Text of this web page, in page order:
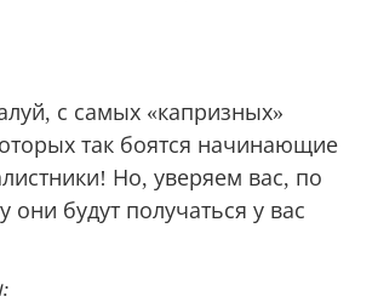
с самых «капризных»
так боятся начинающие
Но, уверяем вас, по
они будут получаться у вас